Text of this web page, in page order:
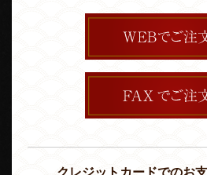
クレジットカードでのお